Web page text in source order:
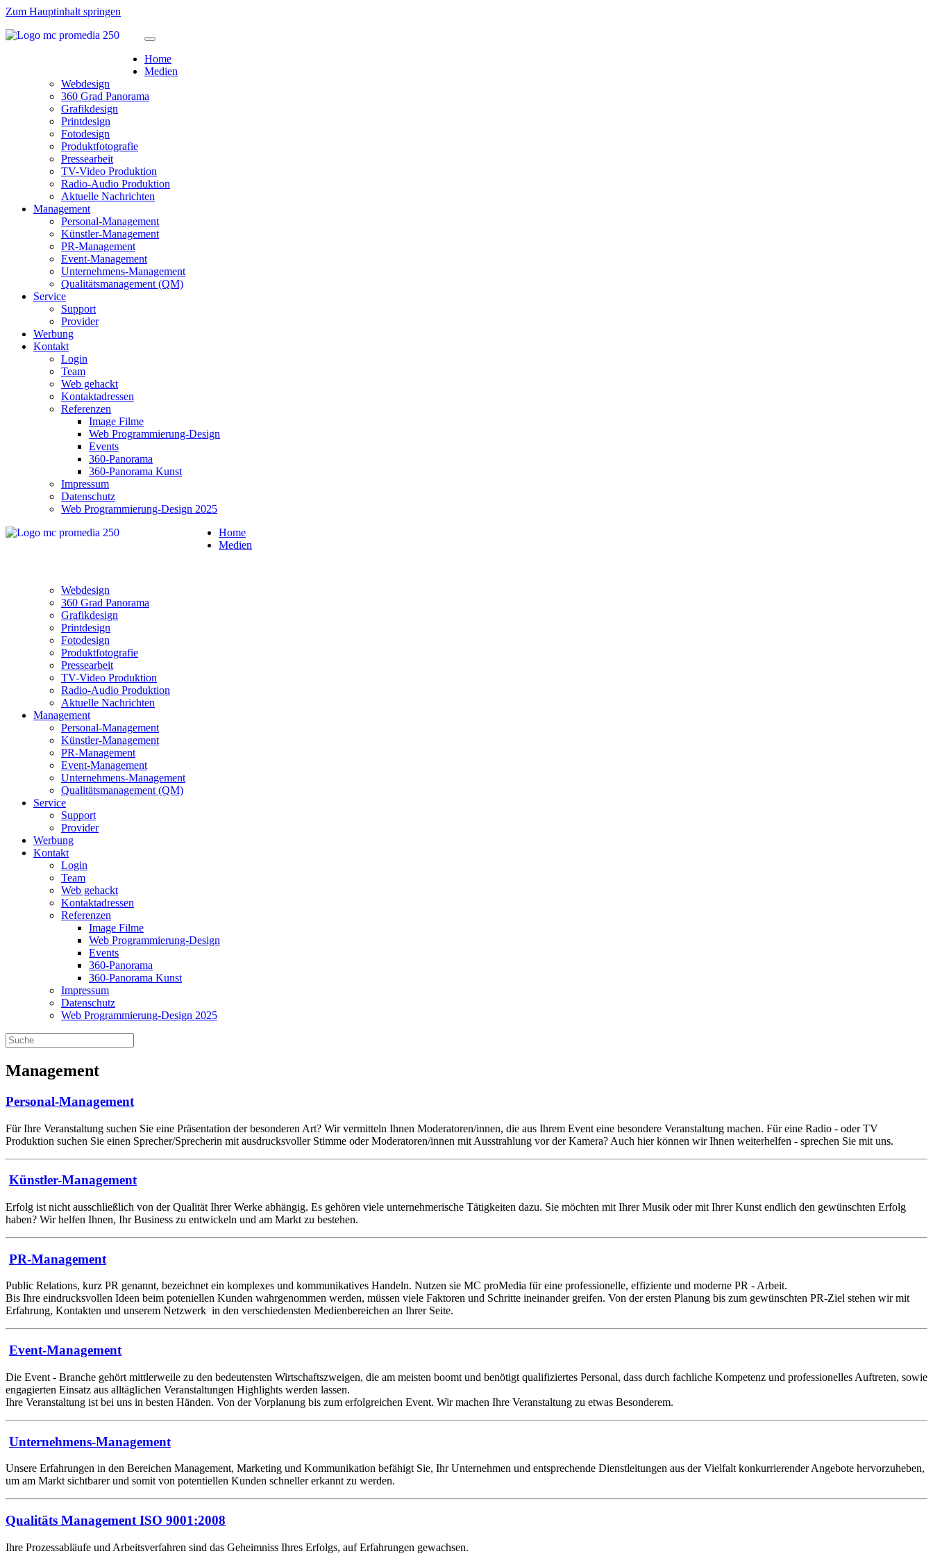
Zum Hauptinhalt springen
Home
Medien
Webdesign
360 Grad Panorama
Grafikdesign
Printdesign
Fotodesign
Produktfotografie
Pressearbeit
TV-Video Produktion
Radio-Audio Produktion
Aktuelle Nachrichten
Management
Personal-Management
Künstler-Management
PR-Management
Event-Management
Unternehmens-Management
Qualitätsmanagement (QM)
Service
Support
Provider
Werbung
Kontakt
Login
Team
Web gehackt
Kontaktadressen
Referenzen
Image Filme
Web Programmierung-Design
Events
360-Panorama
360-Panorama Kunst
Impressum
Datenschutz
Web Programmierung-Design 2025
Home
Medien
Webdesign
360 Grad Panorama
Grafikdesign
Printdesign
Fotodesign
Produktfotografie
Pressearbeit
TV-Video Produktion
Radio-Audio Produktion
Aktuelle Nachrichten
Management
Personal-Management
Künstler-Management
PR-Management
Event-Management
Unternehmens-Management
Qualitätsmanagement (QM)
Service
Support
Provider
Werbung
Kontakt
Login
Team
Web gehackt
Kontaktadressen
Referenzen
Image Filme
Web Programmierung-Design
Events
360-Panorama
360-Panorama Kunst
Impressum
Datenschutz
Web Programmierung-Design 2025
Management
Personal-Management
Für Ihre Veranstaltung suchen Sie eine Präsentation der besonderen Art? Wir vermitteln Ihnen Moderatoren/innen, die aus Ihrem Event eine besondere Veranstaltung machen. Für eine Radio - oder TV
Produktion suchen Sie einen Sprecher/Sprecherin mit ausdrucksvoller Stimme oder Moderatoren/innen mit Ausstrahlung vor der Kamera? Auch hier können wir Ihnen weiterhelfen - sprechen Sie mit uns.
Künstler-Management
Erfolg ist nicht ausschließlich von der Qualität Ihrer Werke abhängig. Es gehören viele unternehmerische Tätigkeiten dazu. Sie möchten mit Ihrer Musik oder mit Ihrer Kunst endlich den gewünschten Erfolg
haben? Wir helfen Ihnen, Ihr Business zu entwickeln und am Markt zu bestehen.
PR-Management
Public Relations, kurz PR genannt, bezeichnet ein komplexes und kommunikatives Handeln. Nutzen sie MC proMedia für eine professionelle, effiziente und moderne PR - Arbeit.
Bis Ihre eindrucksvollen Ideen beim poteniellen Kunden wahrgenommen werden, müssen viele Faktoren und Schritte ineinander greifen. Von der ersten Planung bis zum gewünschten PR-Ziel stehen wir mit
Erfahrung, Kontakten und unserem Netzwerk in den verschiedensten Medienbereichen an Ihrer Seite.
Event-Management
Die Event - Branche gehört mittlerweile zu den bedeutensten Wirtschaftszweigen, die am meisten boomt und benötigt qualifiziertes Personal, dass durch fachliche Kompetenz und professionelles Auftreten, sowie
engagierten Einsatz aus alltäglichen Veranstaltungen Highlights werden lassen.
Ihre Veranstaltung ist bei uns in besten Händen. Von der Vorplanung bis zum erfolgreichen Event. Wir machen Ihre Veranstaltung zu etwas Besonderem.
Unternehmens-Management
Unsere Erfahrungen in den Bereichen Management, Marketing und Kommunikation befähigt Sie, Ihr Unternehmen und entsprechende Dienstleitungen aus der Vielfalt konkurrierender Angebote hervorzuheben,
um am Markt sichtbarer und somit von potentiellen Kunden schneller erkannt zu werden.
Qualitäts Management ISO 9001:2008
Ihre Prozessabläufe und Arbeitsverfahren sind das Geheimniss Ihres Erfolgs, auf Erfahrungen gewachsen.